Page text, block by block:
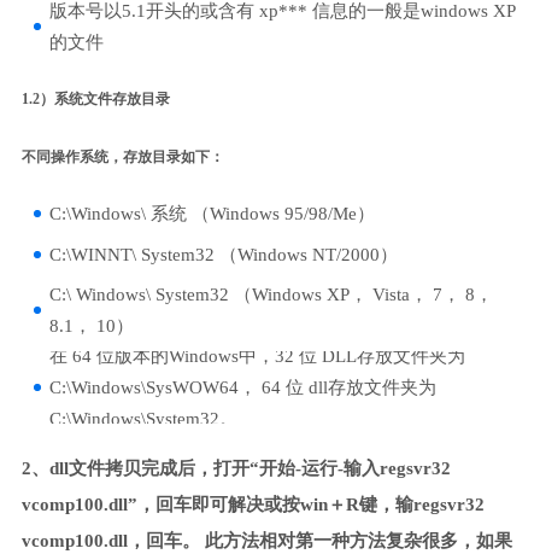
版本号以5.1开头的或含有 xp*** 信息的一般是windows XP
的文件
1.2）系统文件存放目录
不同操作系统，存放目录如下：
C:\Windows\ 系统 （Windows 95/98/Me）
C:\WINNT\ System32 （Windows NT/2000）
C:\ Windows\ System32 （Windows XP， Vista， 7， 8，
8.1， 10）
在 64 位版本的Windows中，32 位 DLL存放文件夹为
C:\Windows\SysWOW64， 64 位 dll存放文件夹为
C:\Windows\System32。
2、dll文件拷贝完成后，打开“开始-运行-输入regsvr32
vcomp100.dll”，回车即可解决或按win＋R键，输regsvr32
vcomp100.dll，回车。 此方法相对第一种方法复杂很多，如果